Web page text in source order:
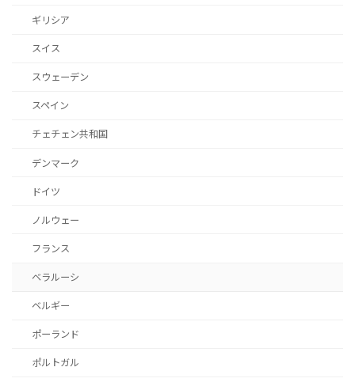
ギリシア
スイス
スウェーデン
スペイン
チェチェン共和国
デンマーク
ドイツ
ノルウェー
フランス
ベラルーシ
ベルギー
ポーランド
ポルトガル